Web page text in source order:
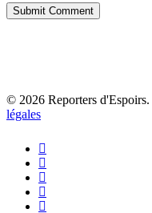
© 2026 Reporters d'Espoirs.
légales
twitter
facebook
linkedin
youtube
flickr